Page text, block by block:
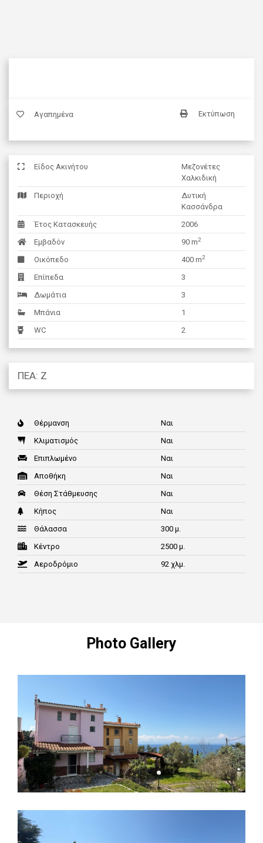
Αγαπημένα Εκτύπωση
Είδος Ακινήτου
Μεζονέτες
Χαλκιδική
Περιοχή
Δυτική
Κασσάνδρα
Έτος Κατασκευής
2006
Εμβαδόν
90 m2
Οικόπεδο 400 m2
Επίπεδα
3
Δωμάτια
3
Μπάνια
1
WC
2
ΠΕΑ: Ζ
Θέρμανση
Ναι
Κλιματισμός
Ναι
Επιπλωμένο
Ναι
Αποθήκη
Ναι
Θέση Στάθμευσης
Ναι
Κήπος
Ναι
Θάλασσα
300 μ.
Κέντρο
2500 μ.
Αεροδρόμιο
92 χλμ.
Photo Gallery